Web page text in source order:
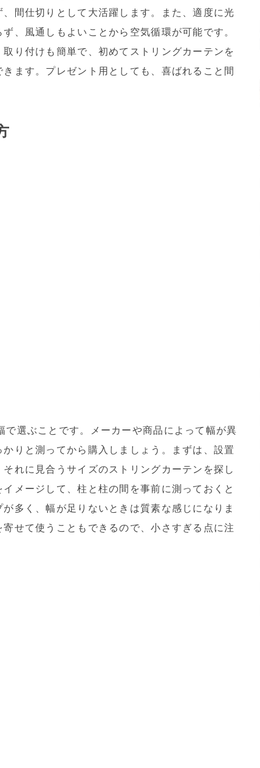
間仕切りとして大活躍します。また、適度に光
、風通しもよいことから空気循環が可能です。
り付けも簡単で、初めてストリングカーテンを
ます。プレゼント用としても、喜ばれること間
選ぶことです。メーカーや商品によって幅が異
りと測ってから購入しましょう。まずは、設置
れに見合うサイズのストリングカーテンを探し
メージして、柱と柱の間を事前に測っておくと
多く、幅が足りないときは質素な感じになりま
せて使うこともできるので、小さすぎる点に注